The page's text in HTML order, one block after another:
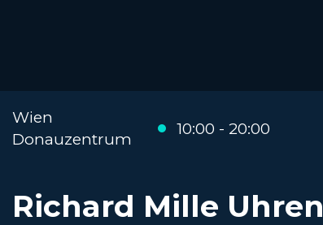
Wien
Donauzentrum
10:00 - 20:00
Richard Mille Uhren